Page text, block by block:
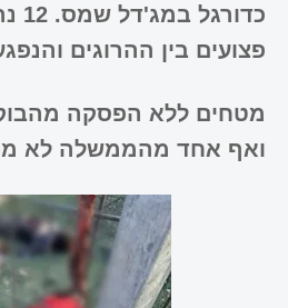
פצועים בין ההרוגים
מטחים ללא הפסקה
ואף אחד מהממשלה לא